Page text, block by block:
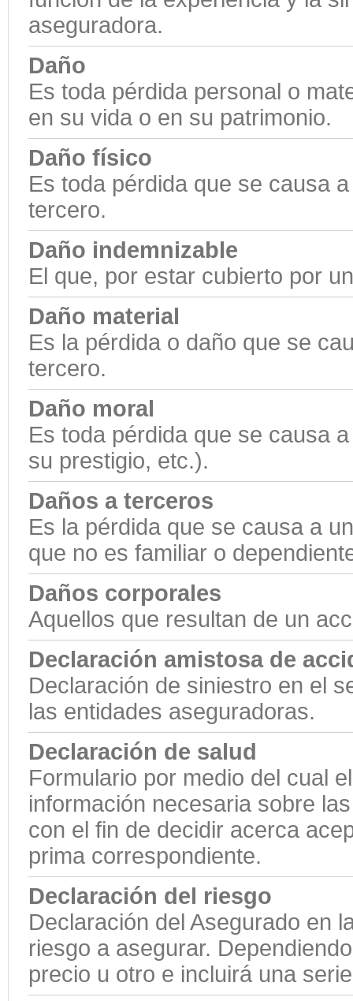
aseguradora.
Daño
Es toda pérdida personal o
en su vida o en su patrimonio.
Daño físico
Es toda pérdida que se causa
tercero.
Daño indemnizable
El que, por estar cubierto por
Daño material
Es la pérdida o daño que se
tercero.
Daño moral
Es toda pérdida que se causa
su prestigio, etc.).
Daños a terceros
Es la pérdida que se causa a
que no es familiar o
Daños corporales
Aquellos que resultan de un
Declaración amistosa de
Declaración de siniestro en el
las entidades aseguradoras.
Declaración de salud
Formulario por medio del cual
información necesaria sobre
con el fin de decidir acerca
prima correspondiente.
Declaración del riesgo
Declaración del Asegurado en
riesgo a asegurar.
precio u otro e incluirá una